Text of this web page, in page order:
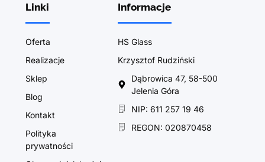
Linki
Oferta
Realizacje
Sklep
Blog
Kontakt
Polityka
prywatności
Informacje
HS Glass
Krzysztof Rudziński
Dąbrowica 47, 58-500
Jelenia Góra
NIP: 611 257 19 46
REGON: 020870458